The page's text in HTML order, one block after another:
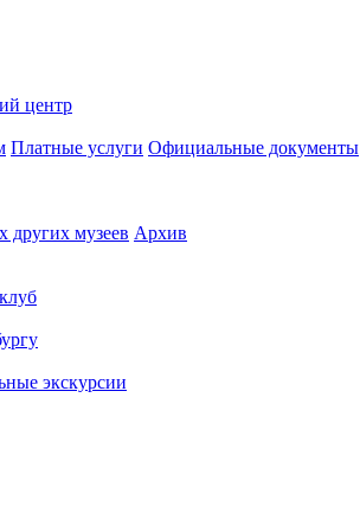
центр
Платные услуги Официальные документы
других музеев Архив
экскурсии